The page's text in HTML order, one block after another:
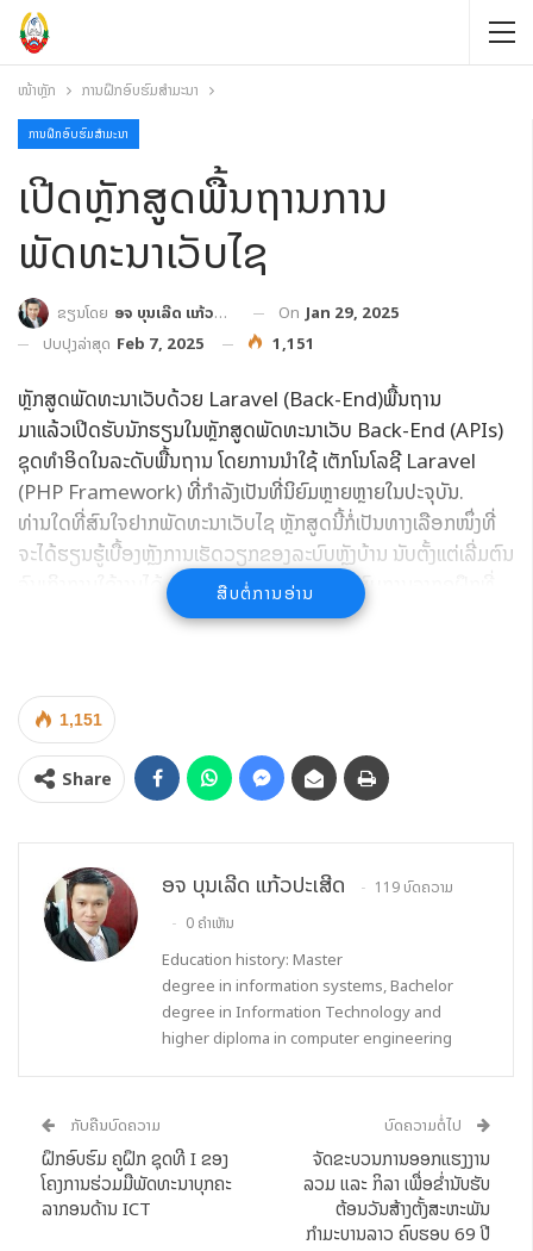
ໜ້າຫຼັກ ການຝຶກອົບຮົມສໍາມະນາ
ການຝຶກອົບຮົມສໍາມະນາ
ເປີດຫຼັກສູດພື້ນຖານການ
ພັດທະນາເວັບໄຊ
ຂຽນໂດຍ ອຈ ບຸນເລີດ ແກ້ວປະເສີດ On Jan 29, 2025
ປັບປຸງລ່າສຸດ Feb 7, 2025 1,151
ຫຼັກສູດພັດທະນາເວັບດ້ວຍ Laravel (Back-End)ພື້ນຖານ
ມາແລ້ວເປີດຮັບນັກຮຽນໃນຫຼັກສູດພັດທະນາເວັບ Back-End (APIs)
ຊຸດທໍາອິດໃນລະດັບພື້ນຖານ ໂດຍການນໍາໃຊ້ ເຕັກໂນໂລຊີ Laravel
(PHP Framework) ທີ່ກໍາລັງເປັນທີ່ນິຍົມຫຼາຍຫຼາຍໃນປະຈຸບັນ.
ທ່ານໃດທີ່ສົນໃຈຢາກພັດທະນາເວັບໄຊ ຫຼັກສູດນີ້ກໍ່ເປັນທາງເລືອກໜຶ່ງທີ່
ຈະໄດ້ຮຽນຮູ້ເບື້ອງຫຼັງການເຮັດວຽກຂອງລະບົບຫຼັງບ້ານ ນັບຕັ້ງແຕ່ເລີ່ມຕົນ
ຈົນເຖິງການໃຊ້ງານໄດ້. ພ້ອມທັງຈະໄດ້ຮຽນຈາກປະສົບການຈາກຄູຝຶກທີ່
ເຮັດວຽກຈາກບໍລິສັດ ທີ່ມີປະສົບການມາຫຼາຍປີ ແລະ ເຮັດລະບົບຊອບແວ
-ບຸກຄົນທົ່ວໄປທີ່ສົນໃຈໃນສາຍອາຊີບທາງດ້ານເຕັກໂນໂລຊີ
-ຜູ້ທີ່ສົນໃຈປ່ຽນສາຍອາຊີບ
-ຜູ້ທີ່ສົນໃຈເພີ່ມທັກສະທາງດ້ານໄອຊີທີ
-ມັກຮັກທາງດ້ານການຂຽນໂປຣແກຣມ
ສິ່ງທີ່ຈະໄດ້ຮຽນ:
-ໂຄງສ້າງຂອງ Laravel
-ການເຮັດວຽກຂອງ API Laravel MVC
-ການເຊື່ອມຕໍ່ຖານຂໍ້ມູນ
ສືບຕໍ່ການອ່ານ
1,151
Share
ອຈ ບຸນເລີດ ແກ້ວປະເສີດ
119 ບົດຄວາມ
0 ຄຳເຫັນ
Education history: Master
degree in information systems, Bachelor
degree in Information Technology and
higher diploma in computer engineering
ກັບຄືນບົດຄວາມ
ຝຶກອົບຮົມ ຄູຝຶກ ຊຸດທີ I ຂອງ
ໂຄງການຮ່ວມມືພັດທະນາບຸກຄະ
ລາກອນດ້ານ ICT
ບົດຄວາມຕໍ່ໄປ
ຈັດຂະບວນການອອກແຮງງານ
ລວມ ແລະ ກິລາ ເພື່ອຂໍ່ານັບຮັບ
ຕ້ອນວັນສ້າງຕັ້ງສະຫະພັນ
ກຳມະບານລາວ ຄົບຮອບ 69 ປີ